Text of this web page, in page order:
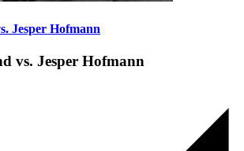
Jesper Hofmann
vs. Jesper Hofmann